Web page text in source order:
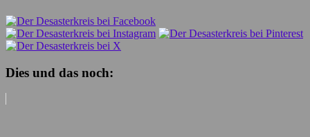
Dies und das noch: